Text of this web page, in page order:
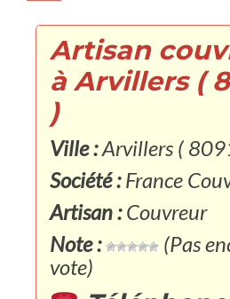
Artisan
à Arvillers (
)
Ville :Arvillers (
Société :France
Artisan :Couvreur
Note :
(Pas
vote)